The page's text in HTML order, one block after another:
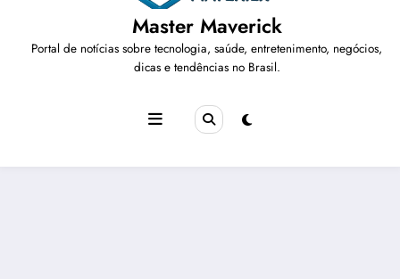
Master Maverick
Portal de notícias sobre tecnologia, saúde, entretenimento, negócios,
dicas e tendências no Brasil.